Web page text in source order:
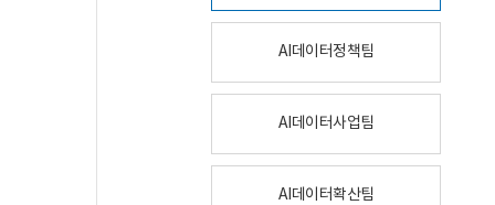
AI데이터정책팀
AI데이터사업팀
AI데이터확산팀